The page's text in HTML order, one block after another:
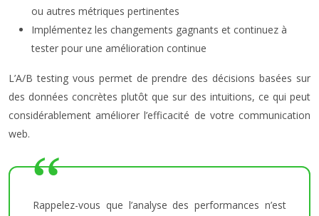
ou autres métriques pertinentes
Implémentez les changements gagnants et continuez à
tester pour une amélioration continue
L’A/B testing vous permet de prendre des décisions basées sur
des données concrètes plutôt que sur des intuitions, ce qui peut
considérablement améliorer l’efficacité de votre communication
web.
Rappelez-vous que l’analyse des performances n’est